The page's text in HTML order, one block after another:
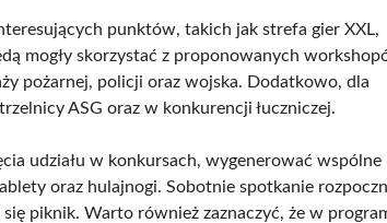
punktów, takich jak strefa gier XXL,
mogły skorzystać z proponowanych
pożarnej, policji oraz wojska. Dodatkowo, dla
ASG oraz w konkurencji łuczniczej.
udziału w konkursach, wygenerować wspólne
oraz hulajnogi. Sobotnie spotkanie
piknik. Warto również zaznaczyć, że w